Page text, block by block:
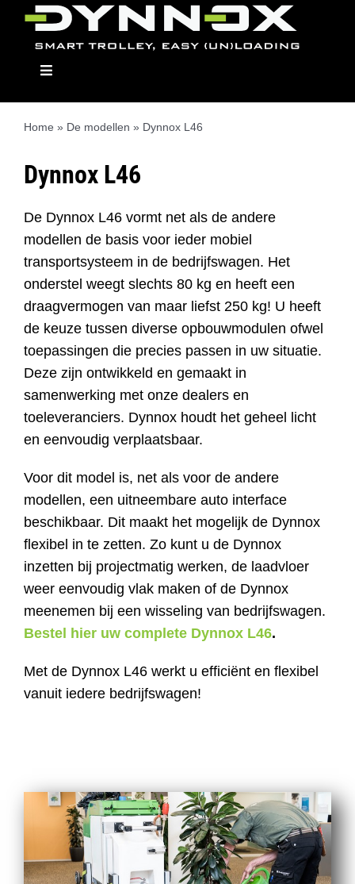
Toggle
Modellen
Opbouwmodulen
Dealers
Contact
Shop
Home » De modellen » Dynnox L46
Dynnox L46
De Dynnox L46 vormt net als de andere
modellen de basis voor ieder mobiel
transportsysteem in de bedrijfswagen. Het
onderstel weegt slechts 80 kg en heeft een
draagvermogen van maar liefst 250 kg! U heeft
de keuze tussen diverse opbouwmodulen ofwel
toepassingen die precies passen in uw situatie.
Deze zijn ontwikkeld en gemaakt in
samenwerking met onze dealers en
toeleveranciers. Dynnox houdt het geheel licht
en eenvoudig verplaatsbaar.
Voor dit model is, net als voor de andere
modellen, een uitneembare auto interface
beschikbaar. Dit maakt het mogelijk de Dynnox
flexibel in te zetten. Zo kunt u de Dynnox
inzetten bij projectmatig werken, de laadvloer
weer eenvoudig vlak maken of de Dynnox
meenemen bij een wisseling van bedrijfswagen.
Bestel hier uw complete Dynnox L46.
Met de Dynnox L46 werkt u efficiënt en flexibel
vanuit iedere bedrijfswagen!